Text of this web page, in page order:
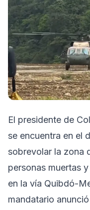
El presidente de
se encuentra en el
sobrevolar la zona
personas muertas
en la vía Quibdó-
mandatario